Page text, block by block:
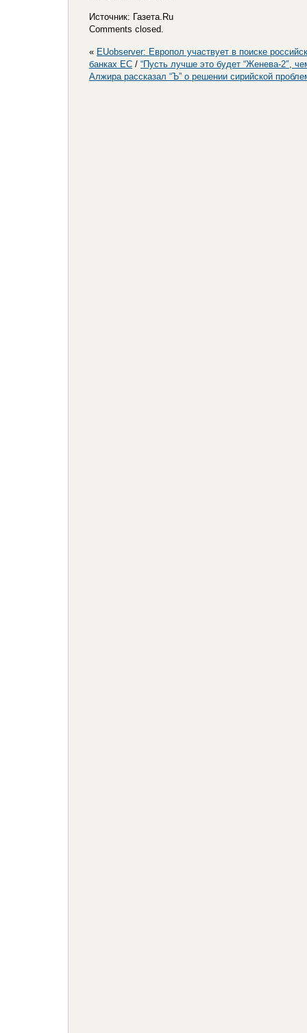
Источник: Газета.Ru
Comments closed.
« EUobserver: Европол участвует в поиске
банках ЕС / “Пусть лучше это будет “Женева-2″,
Алжира рассказал “Ъ” о решении сирийской